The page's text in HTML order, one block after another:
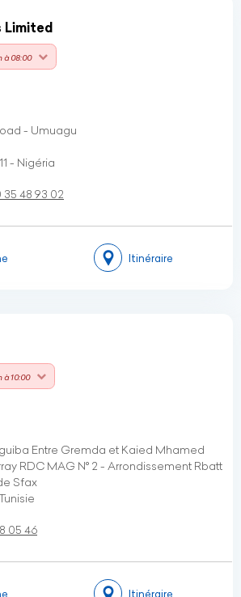
Limited
à 08:00
- Umuagu
- Nigéria
35 48 93 02
Itinéraire
à 10:00
Entre Gremda et Kaied Mhamed
RDC MAG N° 2 - Arrondissement Rbatt
Sfax
05 46
Itinéraire